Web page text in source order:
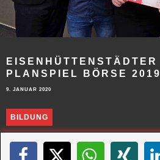
PLANSPIEL BÖRSE 2019
9. JANUAR 2020
BILDUNG